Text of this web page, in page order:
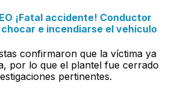
¡Fatal accidente! Conductor
e incendiarse el vehículo
confirmaron que la víctima ya
por lo que el plantel fue cerrado
pertinentes.